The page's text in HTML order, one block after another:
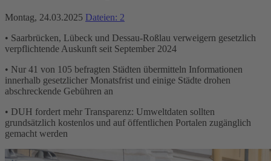
Montag, 24.03.2025 Dateien: 2
• Saarbrücken, Lübeck und Dessau-Roßlau verweigern gesetzlich
verpflichtende Auskunft seit September 2024
• Nur 41 von 105 befragten Städten übermitteln Informationen
innerhalb gesetzlicher Monatsfrist und einige Städte drohen
abschreckende Gebühren an
• DUH fordert mehr Transparenz: Umweltdaten sollten
grundsätzlich kostenlos und auf öffentlichen Portalen zugänglich
gemacht werden